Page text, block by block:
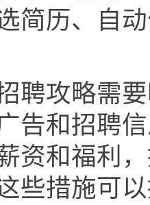
简历、自
聘攻略需
告和招聘
资和福利
些措施可